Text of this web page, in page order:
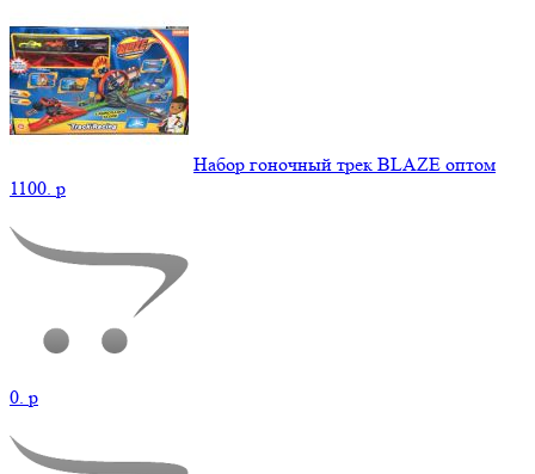
Набор гоночный трек BLAZE оптом
1100. p
0. p